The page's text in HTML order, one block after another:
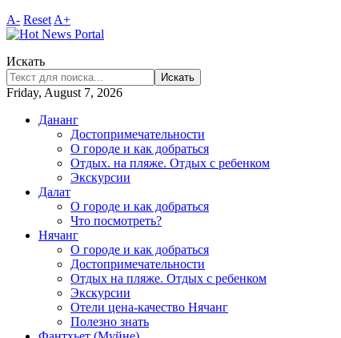
A- Reset A+
Искать
Искать
Friday, August 7, 2026
Дананг
Достопримечательности
О городе и как добраться
Отдых. на пляже. Отдых с ребенком
Экскурсии
Далат
О городе и как добраться
Что посмотреть?
Нячанг
О городе и как добраться
Достопримечательности
Отдых на пляже. Отдых с ребенком
Экскурсии
Отели цена-качество Нячанг
Полезно знать